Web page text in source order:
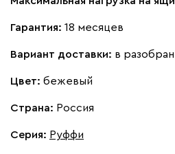
Гарантия: 18 месяцев
Вариант доставки: в
Цвет: бежевый
Страна: Россия
Серия: Руффи